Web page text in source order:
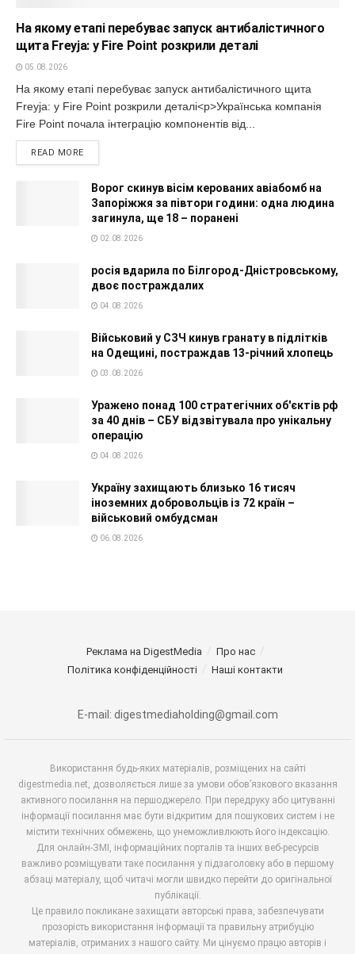
На якому етапі перебуває запуск антибалістичного
щита Freyja: у Fire Point розкрили деталі
05.08.2026
На якому етапі перебуває запуск антибалістичного щита
Freyja: у Fire Point розкрили деталі<p>Українська компанія
Fire Point почала інтеграцію компонентів від...
READ MORE
Ворог скинув вісім керованих авіабомб на
Запоріжжя за півтори години: одна людина
загинула, ще 18 – поранені
02.08.2026
росія вдарила по Білгород-Дністровському,
двоє постраждалих
04.08.2026
Військовий у СЗЧ кинув гранату в підлітків
на Одещині, постраждав 13-річний хлопець
03.08.2026
Уражено понад 100 стратегічних об'єктів рф
за 40 днів – СБУ відзвітувала про унікальну
операцію
04.08.2026
Україну захищають близько 16 тисяч
іноземних добровольців із 72 країн –
військовий омбудсман
06.08.2026
Реклама на DigestMedia
Про нас
Політика конфіденційності
Наші контакти
E-mail: digestmediaholding@gmail.com
Використання будь-яких матеріалів, розміщених на сайті
digestmedia.net, дозволяється лише за умови обов’язкового вказання
активного посилання на першоджерело. При передруку або цитуванні
інформації посилання має бути відкритим для пошукових систем і не
містити технічних обмежень, що унеможливлюють його індексацію.
Для онлайн-ЗМІ, інформаційних порталів та інших веб-ресурсів
важливо розміщувати таке посилання у підзаголовку або в першому
абзаці матеріалу, щоб читачі могли швидко перейти до оригінальної
публікації.
Це правило покликане захищати авторські права, забезпечувати
прозорість використання інформації та правильну атрибуцію
матеріалів, отриманих з нашого сайту. Ми цінуємо працю авторів і